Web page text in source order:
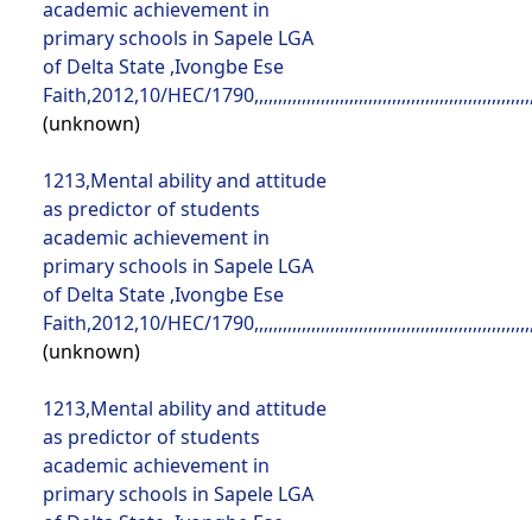
(unknown)
1213,Mental ability and attitude as predictor of students academic achievement in primary schools in Sapele LGA of Delta State ,Ivongbe Ese Faith,2012,10/HEC/1790,,,,,,,,,,,,,,,,,,,,,,,,,,,,,,,,,,,,,,,,,,,,,,,,,,,,,,,,,,,,,,,,,,,,,,,,,,,,,,,,,,,,,,,,,,,,,,,,,,,,,,,,,,,,,,,,,,,,,,,,,,,,,,,,,,,,,,,,,,,,,,,,,,,,,,,,,,,,,,,,,,,,,,,,,,,,,,,,,,,,,,,,,,,,,,,,,,,,,,,,,,,,,,,,,,,,,,,,,,,,,,,,,,,,,,,,,,,,,,,,,,,,,,,,,,,,,,,,,,,,,,,,,,,,,,,,,,,,,,,,,,,,,,,,,,,,,,,,,,,,,,,,,,,,,,,,,,,,,,,,,,,,,,,,,,,,,,,,,,,,,,,,,,,,,,,,,,,,,,,,,,,,,,,,,,,,,,,,,,,,,,,,,,,,,,,,,,,,,,,,,,,,,,,,,,,,,,,,,,,,,,,,,,,,,,,,,,,,,,,,,,,,,,,,,,,,,,,,,,,,,,,,,,,,,,,,,,,,,,,,,,,,,,,,,,,,,,,,,,,,,,,,,,,,,,,,,,,,,,,,,,,,,,,,,,,,,,,,,,,,,,,,,,,,,,,,,,,,,,,,,,,,,,,,,,,,,,,,,,,,,,,,,,,,,,,,,,,,,,,,,,,,,,,,,,,,,,,,,,,,,,,,,,,,,,,,,,,,,,,,,,,,,,,,,,,,,,,,,,,,,,,,,,,,,,,,,,,,,,,,,,,,,,,,,,,,,,,,,,,,,,,,,,,,,,,,,,,,,,,,,,,,,,,,,,,,,,,,,,,,,,,,,,,,,,,,,,,,,,,,,,,,,,,,,,,,,,,,,,,,,,,,,,,,,,,,,,,,,,,,,,,,,,,,,,,,,,,,,,,,,,,,,,,,,,,,,,,,,,,,,,,,,,,,,,,,,,,,,,,,,,,,,,,,,,,,,,,,,,,,,,,,,,,,,,,,,,,,,,,,,,,,,,,,,,,,,,,,,,,,,,,,,,,,,,,,,,,,,,,,,,,,,,,,,,,,,,,,,,,,,,,,,,,,,,,,,,,,,,,,,,,,,,,,,,,,,,,,,,,,,,,,,,,,,,,,,,,,,,,,,,,,,,,,,,,,,,,,,,,,,,,,,,,,,,,,,,,,,,,,,,,,,,,,,,,,,,,,,,,,,,,,,,,,,,,,,,,,,,,,,,,,,,,,,,,,,,,,,,,,,,,,,,,,,,,,,,,,,,,,,,,,,,,,,,,,,,,,,,,,,,,,,,,,,,,,,,,,,,,,,,,,,,,,,,,,,,,,,,,,,,,,,,,,,,,,,,,,,,,,,,,,,,,,,,,,,,,,,,,,,,,,,,,,,,,,,,,,,,,,,,,,,,,,,,,,,,,,,,,,,,,,,,,,,,,,,,,,,,,,,,,,,,,,,,,,,,,,,,,,,,,,,,,,,,,,,,,,,,,,,,,,,,,,,,,,,,,,,,,,,,,,,,,,,,,,,,,,,,,,,,,,,,,,,,,,,,,,,,,,,,,,,,,,,,,,,,,,,,,,,,,,,,,,,,,,,,,,,,,,,,,,,,,,,,,,,,,,,,,,,,,,,,,,,,,,,,,,,,,,,,,,,,,,,,,,,,,,,,,,,,,,,,,,,,,,,,,,,,,,,,,,,,,,,,,,,,,,,,,,,,,,,,,,,,,,,,,,,,,,,,,,,,,,,,,,,,,,,,,,,,,,,,,,,,,,,,,,,,,,,,,,,,,,,,,,,,,,,,,,,,,,,,,,,,,,,,,,,,,,,,,,,,,,,,,,,,,,,,,,,,,,,,,,,,,,,,,,,,,,,,,,,,,,,,,,,,,,,,,,,,,,,,,,,,,,,,,,,,,,,,,,,,,,,,,,,,,,,,,,,,,,,,,,,,,,,,,,,,,,,,,,,,,,,,,,,,,,,,,,,,,,,,,,,,,,,,,,,,,,,,,,,,,,,,,,,,,,,,,,,,,,,,,,,,,,,,,,,,,,,,,,,,,,,,,,,,,,,,,,,,,,,,,,,,,,,,,,,,,,,,,,,,,,,,,,,,,,,,,,,,,,,,,,,,,,,,,,,,,,,,,,,,,,,,,,,,,,,,,,,,,,,,,,,,,,,,,,,,,,,,,,,,,,,,,,,,,,,,,,,,,,,,,,,,,,,,,,,,,,,,,,,,,,,,,,,,,,,,,,,,,,,,,,,,,,,,,,,,,,,,,,,,,,,,,,,,,,,,,,,,,,,,,,,,,,,,,,,,,,,,,,,,,,,,,,,,,,,,,,,,,,,,,,,,,,,,,,,,,,,,,,,,,,,,,,,,,,,,,,,,,,,,,,,,,,,,,,,,,,,,,,,,,,,,,,,,,,,,,,,,,,,,,,,,,,,,,,,,,,,,,,,,,,,,,,,,,,,,,,,,,,,,,,,,,,,,,,,,,,,,,,,,,,,,,,,,,,,,,,,,,,,,,,,,,,,,,,,,,,,,,,,,,,,,,,,,,,,,,,,,,,,,,,,,,,,,,,,,,,,,,,,,,,,,,,,,,,,,,,,,,,,,,,,,,,,,,,,,,,,,,,,,,,,,,,,,,,,,,,,,,,,,,,,,,,,,,,,,,,,,,,,,,,,,,,,,,,,,,,,,,,,,,,,,,,,,,,,,,,,,,,,,,,,,,,,,,,,,,,,,,,,,,,,,,,,,,,,,,,,,,,,,,,,,,,,,,,,,,,,,,,,,,,,,,,,,,,,,,,,,,,,,,,,,,,,,,,,,,,,,,,,,,,,,,,,,,,,,,,,,,,,,,,,,,,,,,,,,,,,,,,,,,,,,,,,,,,,,,,,,,,,,,,,,,,,,,,,,,,,,,,,,,,,,,,,,,,,,,,,,,,,,,,,,,,,,,,,,,,,,,,,,,,,,,,,,,,,,,,,,,,,,,,,,,,,,,,,,,,,,,,,,,,,,,,,,,,,,,,,,,,,,,,,,,,,,,,,,,,,,,,,,,,,,,,,,,,,,,,,,,,,,,,,,,,,,,,,,,,,,,,,,,,,,,,,,,,,,,,,,,,,,,,,,,,,,,,,,,,,,,,,,,,,,,,,,,,,,,,,,,,,,,,,,,,,,,,,,,,,,,,,,,,,,,,,,,,,,,,,,,,,,,,,,,,,,,,,,,,,,,,,,,,,,,,,,,,,,,,,,,,,,,,,,,,,,,,,,,,,,,,,,,,,,,,,,,,,,,,,,,,,,,,,,,,,,,,,,,,,,,,,,,,,,,,,,,,,,,,,,,,,,,,,,,,,,,,,,,,,,,,,,,,,,,,,,,,,,,,,,,,,,,,,,,,,,,,,,,,,,,,,,,,,,,,,,,,,,,,,,,,,,,,,,,,,,,,,,,,,,,,,,,,,,,,,,,,,,,,,,,,,,,,,,,,,,,,,,,,,,,,,,,,,,,,,,,,,,,,,,,,,,,,,,,,,,,,,,,,,,,,,,,,,,,,,,,,,,,,,,,,,,,,,,,,,,,,,,,,,,,,,,,,,,,,,,,,,,,,,,,,,,,,,,,,,,,,,,,,,,,,,,,,,,,,,,,,,,,,,,,,,,,,,,,,,,,,,,,,,,,,,,,,,,,,,,,,,,,,,,,,,,,,,,,,,,,,,,,,,,,,,,,,,,,,,,,,,,,,,,,,,,,,,,,,,,,,,,,,,,,,,,,,,,,,,,,,,,,,,,,,,,,,,,,,,,,,,,,,,,,,,,,,,,,,,,,,,,,,,,,,,,,,,,,,,,,,,,,,,,,,,,,,,,,,,,,,,,,,,,,,,,,,,,,,,,,,,,,,,,,,,,,,,,,,,,,,,,,,,,,,,,,,,,,,,,,,,,,,,,,,,,,,,,,,,,,,,,,,,,,,,,,,,,,,,,,,,,,,,,,,,,,,,,,,,,,,,,,,,,,,,,,,,,,,,,,,,,,,,,,,,,,,,,,,,,,,,,,,,,,,,,,,,,,,,,,,,,,,,,,,,,,,,,,,,,,,,,,,,,,,,,,,,,,,,,,,,,,,,,,,,,,,,,,,,,,,,,,,,,,,,,,,,,,,,,,,,,,,,,,,,,,,,,,,,,,,,,,,,,,,,,,,,,,,,,,,,,,,,,,,,,,,,,,,,,,,,,,,,,,,,,,,,,,,,,,,,,,,,,,,,,,,,,,,,,,,,,,,,,,,,,,,,,,,,,,,,,,,,,,,,,,,,,,,,,,,,,,,,,,,,,,,,,,,,,,,,,,,,,,,,,,,,,,,,,,,,,,,,,,,,,,,,,,,,,,,,,,,,,,,,,,,,,,,,,,,,,,,,,,,,,,,,,,,,,,,,,,,,,,,,,,,,,,,,,,,,,,,,,,,,,,,,,,,,,,,,,,,,,,,,,,,,,,,,,,,,,,,,,,,,,,,,,,,,,,,,,,,,,,,,,,,,,,,,,,,,,,,,,,,,,,,,,,,,,,,,,,,,,,,,,,,,,,,,,,,,,,,,,,,,,,,,,,,,,,,,,,,,,,,,,,,,,,,,,,,,,,,,,,,,,,,,,,,,,,,,,,,,,,,,,,,,,,,,,,,,,,,,,,,,,,,,,,,,,,,,,,,,,,,,,,,,,,,,,,,,,,,,,,,,,,,,,,,,,,,,,,,,,,,,,,,,,,,,,,,,,,,,,,,,,,,,,,,,,,,,,,,,,,,,,,,,,,,,,,,,,,,,,,,,,,,,,,,,,,,,,,,,,,,,,,,,,,,,,,,,,,,,,,,,,,,,,,,,,,,,,,,,,,,,,,,,,,,,,,,,,,,,,,,,,,,,,,,,,,,,,,,,,,,,,,,,,,,,,,,,,,,,,,,,,,,,,,,,,,,,,,,,,,,,,,,,,,,,,,,,,,,,,,,,,,,,,,,,,,,,,,,,,,,,,,,,,,,,,,,,,,,,,,,,,,,,,,,,,,,,,,,,,,,,,,,,,,,,,,,,,,,,,,,,,,,,,,,,,,,,,,,,,,,,,,,,,,,,,,,,,,,,,,,,,,,,,,,,,,,,,,,,,,,,,,,,,,,,,,,,,,,,,,,,,,,,,,,,,,,,,,,,,,,,,,,,,,,,,,,,,,,,,,,,,,,,,,,,,,,,,,,,,,,,,,,,,,,,,,,,,,,,,,,,,,,,,,,,,,,,,,,,,,,,,,,,,,,,,,,,,,,,,,,,,,,,,,,,,,,,,,,,,,,,,,,,,,,,,,,,,,,,,,,,,,,,,,,,,,,,,,,,,,,,,,,,,,,,,,,,,,,,,,,,,,,,,,,,,,,,,,,,,,,,,,,,,,,,,,,,,,,,,,,,,,,,,,,,,,,,,,,,,,,,,,,,,,,,,,,,,,,,,,,,,,,,,,,,,,,,,,,,,,,,,,,,,,,,,,,,,,,,,,,,,,,,,,,,,,,,,,,,,,,,,,,,,,,,,,,,,,,,,,,,,,,,,,,,,,,,,,,,,,,,,,,,,,,,,,,,,,,,,,,,,,,,,,,,,,,,,,,,,,,,,,,,,,,,,,,,,,,,,,,,,,,,,,,,,,,,,,,,,,,,,,,,,,,,,,,,,,,,,,,,,,,,,,,,,,,,,,,,,,,,,,,,,,,,,,,,,,,,,,,,,,,,,,,,,,,,,,,,,,,,,,,,,,,,,,,,,,,,,,,,,,,,,,,,,,,,,,,,,,,,,,,,,,,,,,,,,,,,,,,,,,,,,,,,,,,,,,,,,,,,,,,,,,,,,,,,,,,,,,,,,,,,,,,,,,,,,,,,,,,,,,,,,,,,,,,,,,,,,,,,,,,,,,,,,,,,,,,,,,,,,,,,,,,,,,,,,,,,,,,,,,,,,,,,,,,,,,,,,,,,,,,,,,,,,,,,,,,,,,,,,,,,,,,,,,,,,,,,,,,,,,,,,,,,,,,,,,,,,,,,,,,,,,,,,,,,,,,,,,,,,,,,,,,,,,,,,,,,,,,,,,,,,,,,,,,,,,,,,,,,,,,,,,,,,,,,,,,,,,,,,,,,,,,,,,,,,,,,,,,,,,,,,,,,,,,,,,,,,,,,,,,,,,,,,,,,,,,,,,,,,,,,,,,,,,,,,,,,,,,,,,,,,,,,,,,,,,,,,,,,,,,,,,,,,,,,,,,,,,,,,,,,,,,,,,,,,,,,,,,,,,,,,,,,,,,,,,,,,,,,,,,,,,,,,,,,,,,,,,,,,,,,,,,,,,,,,,,,,,,,,,,,,,,,,,,,,,,,,,,,,,,,,,,,,,,,,,,,,,,,,,,,,,,,,,,,,,,,,,,,,,,,,,,,,,,,,,,,,,,,,,,,,,,,,,,,,,,,,,,,,,,,,,,,,,,,,,,,,,,,,,,,,,,,,,,,,,,,,,,,,,,,,,,,,,,,,,,,,,,,,,,,,,,,,,,,,,,,,,,,,,,,,,,,,,,,,,,,,,,,,,,,,,,,,,,,,,,,,,,,,,,,,,,,,,,,,,,,,,,,,,,,,,,,,,,,,,,,,,,,,,,,,,,,,,,,,,,,,,,,,,,,,,,,,,,,,,,,,,,,,,,,,,,,,,,,,,,,,,,,,,,,,,,,,,,,,,,,,,,,,,,,,,,,,,,,,,,,,,,,,,,,,,,,,,,,,,,,,,,,,,,,,,,,,,,,,,,,,,,,,,,,,,,,,,,,,,,,,,,,,,,,,,,,,,,,,,,,,,,,,,,,,,,,,,,,,,,,,,,,,,,,,,,,,,,,,,,,,,,,,,,,,,,,,,,,,,,,,,,,,,,,,,,,,,,,,,,,,,,,,,,,,,,,,,,,,,,,,,,,,,,,,,,,,,,,,,,,,,,,,,,,,,,,,,,,,,,,,,,,,,,,,,,,,,,,,,,,,,,,,,,,,,,,,,,,,,,,,,,,,,,,,,,,,,,,,,,,,,,,,,,,,,,,,,,,,,,,,,,,,,,,,,,,,,,,,,,,,,,,,,,,,,,,,,,,,,,,,,,,,,,,,,,,,,,,,,,,,,,,,,,,,,,,,,,,,,,,,,,,,,,,,,,,,,,,,,,,,,,,,,,,,,,,,,,,,,,,,,,,,,,,,,,,,,,,,,,,,,,,,,,,,,,,,,,,,,,,,,,,,,,,,,,,,,,,,,,,,,,,,,,,,,,,,,,,,,,,,,,,,,,,,,,,,,,,,,,,,,,,,,,,,,,,,,,,,,,,,,,,,,,,,,,,,,,,,,,,,,,,,,,,,,,,,,,,,,,,,,,,,,,,,,,,,,,,,,,,,,,,,,,,,,,,,,,,,,,,,,,,,,,,,,,,,,,,,,,,,,,,,,,,,,,,,,,,,,,,,,,,,,,,,,,,,,,,,,,,,,,,,,,,,,,,,,,,,,,,,,,,,,,,,,,,,,,,,,,,,,,,,,,,,,,,,,,,,,,,,,,,,,,,,,,,,,,,,,,,,,,,,,,,,,,,,,,,,,,,,,,,,,,,,,,,,,,,,,,,,,,,,,,,,,,,,,,,,,,,,,,,,,,,,,,,,,,,,,,,,,,,,,,,,,,,,,,,,,,,,,,,,,,,,,,,,,,,,,,,,,,,,,,,,,,,,,,,,,,,,,,,,,,,,,,,,,,,,,,,,,,,,,,,,,,,,,,,,,,,,,,,,,,,,,,,,,,,,,,,,,,,,,,,,,,,,,,,,,,,,,,,,,,,,,,,,,,,,,,,,,,,,,,,,,,,,,,,,,,,,,,,,,,,,,,,,,,,,,,,,,,,,,,,,,,,,,,,,,,,,,,,,,,,,,,,,,,,,,,,,,,,,,,,,,,,,,,,,,,,,,,,,,,,,,,,,,,,,,,,,,,,,,,,,,,,,,,,,,,,,,,,,,,,,,,,,,,,,,,,,,,,,,,,,,,,,,,,,,,,,,,,,,,,,,,,,,,,,,,,,,,,,,,,,,,,,,,,,,,,,,,,,,,,,,,,,,,,,,,,,,,,,,,,,,,,,,,,,,,,,,,,,,,,,,,,,,,,,,,,,,,,,,,,,,,,,,,,,,,,,,,,,,,,,,,,,,,,,,,,,,,,,,,,,,,,,,,,,,,,,,,,,,,,,,,,,,,,,,,,,,,,,,,,,,,,,,,,,,,,,,,,,,,,,,,,,,,,,,,,,,,,,,,,,,,,,,,,,,,,,,,,,,,,,,,,,,,,,,,,,,,,,,,,,,,,,,,,,,,,,,,,,,,,,,,,,,,,,,,,,,,,,,,,,,,,,,,,,,,,,,,,,,,,,,,,,,,,,,,,,,,,,,,,,,,,,,,,,,,,,,,,,,,,,,,,,,,,,,,,,,,,,,,,,,,,,,,,,,,,,,,,,,,,,,,,,,,,,,,,,,,,,,,,,,,,,,,,,,,,,,,,,,,,,,,,,,,,,,,,,,,,,,,,,,,,,,,,,,,,,,,,,,,,,,,,,,,,,,,,,,,,,,,,,,,,,,,,,,,,,,,,,,,,,,,,,,,,,,,,,,,,,,,,,,,,,,,,,,,,,,,,,,,,,,,,,,,,,,,,,,,,,,,,,,,,,,,,,,,,,,,,,,,,,,,,,,,,,,,,,,,,,,,,,,,,,,,,,,,,,,,,,,,,,,,,,,,,,,,,,,,,,,,,,,,,,,,,,,,,,,,,,,,,,,,,,,,,,,,,,,,,,,,,,,,,,,,,,,,,,,,,,,,,,,,,,,,,,,,,,,,,,,,,,,,,,,,,,,,,,,,,,,,,,,,,,,,,,,,,,,,,,,,,,,,,,,,,,,,,,,,,,,,,,,,,,,,,,,,,,,,,,,,,,,,,,,,,,,,,,,,,,,,,,,,,,,,,,,,,,,,,,,,,,,,,,,,,,,,,,,,,,,,,,,,,,,,,,,,,,,,,,,,,,,,,,,,,,,,,,,,,,,,,,,,,,,,,,,,,,,,,,,,,,,,,,,,,,,,,,,,,,,,,,,,,,,,,,,,,,,,,,,,,,,,,,,,,,,,,,,,,,,,,,,,,,,,,,,,,,,,,,,,,,,,,,,,,,,,,,,,,,,,,,,,,,,,,,,,,,,,,,,,,,,,,,,,,,,,,,,,,,,,,,,,,,,,,,,,,,,,,,,,,,,,,,,,,,,,,,,,,,,,,,,,,,,,,,,,,,,,,,,,,,,,,,,,,,,,,,,,,,,,,,,,,,,,,,,,,,,,,,,,,,,,,,,,,,,,,,,,,,,,,,,,,,,,,,,,,,,,,,,,,,,,,,,,,,,,,,,,,,,,,,,,,,,,,,,,,,,,,,,,,,,,,,,,,,,,,,,,,,,,,,,,,,,,,,,,,,,,,,,,,,,,,,,,,,,,,,,,,,,,,,,,,,,,,,,,,,,,,,,,,,,,,,,,,,,,,,,,,,,,,,,,,,,,,,,,,,,,,,,,,,,,,,,,,,,,,,,,,,,,,,,,,,,,,,,,,,,,,,,,,,,,,,,,,,,,,,,,,,,,,,,,,,,,,,,,,,,,,,,,,,,,,,,,,,,,,,,,,,,,,,,,,,,,,,,,,,,,,,,,,,,,,,,,,,,,,,,,,,,,,,,,,,,,,,,,,,,,,,,,,,,,,,,,,,,,,,,,,,,,,,,,,,,,,,,,,,,,,,,,,,,,,,,,,,,,,,,,,,,,,,,,,,,,,,,,,,,,,,,,,,,,,,,,,,,,,,,,,,,,,,,,,,,,,,,,,,,,,,,,,,,,,,,,,,,,,,,,,,,,,,,,,,,,,,,,,,,,,,,,,,,,,,,,,,,,,,,,,,,,,,,,,,,,,,,,,,,,,,,,,,,,,,,,,,,,,,,,,,,,,,,,,,,,,,,,,,,,,,,,,,,,,,,,,,,,,,,,,,,,,,,,,,,,,,,,,,,,,,,,,,,,,,,,,,,,,,,,,,,,,,,,,,,,,,,,,,,,,,,,,,,,,,,,,,,,,,,,,,,,,,,,,,,,,,,,,,,,,,,,,,,,,,,,,,,,,,,,,,,,,,,,,,,,,,,,,,,,,,,,,,,,,,,,,,,,,,,,,,,,,,,,,,,,,,,,,,,,,,,,,,,,,,,,,,,,,,,,,,,,,,,,,,,,,,,,,,,,,,,,,,,,,,,,,,,,,,,,,,,,,,,,,,,,,,,,,,,,,,,,,,,,,,,,,,,,,,,,,,,,,,,,,,,,,,,,,,,,,,,,,,,,,,,,,,,,,,,,,,,,,,,,,,,,,,,,,,,,,,,,,,,,,,,,,,,,,,,,,,,,,,,,,,,,,,,,,,,,,,,,,,,,,,,,,,,,,,,,,,,,,,,,,,,,,,,,,,,,,,,,,,,,,,,,,,,,,,,,,,,,,,,,,,,,,,,,,,,,,,,,,,,,,,,,,,,,,,,,,,,,,,,,,,,,,,,,,,,,,,,,,,,,,,,,,,,,,,,,,,,,,,,,,,,,,,,,,,,,,,,,,,,,,,,,,,,,,,,,,,,,,,,,,,,,,,,,,,,,,,,,,,,,,,,,,,,,,,,,,,,,,,,,,,,,,,,,,,,,,,,,,,,,,,,,,,,,,,,,,,,,,,,,,,,,,,,,,,,,,,,,,,,,,,,,,,,,,,,,,,,,,,,,,,,,,,,,,,,,,,,,,,,,,,,,,,,,,,,,,,,,,,,,,,,,,,,,,,,,,,,,,,,,,,,,,,,,,,,,,,,,,,,,,,,,,,
(unknown)
1213,Mental ability and attitude as predictor of students academic achievement in primary schools in Sapele LGA of Delta State ,Ivongbe Ese Faith,2012,10/HEC/1790,,,,,,,,,,,,,,,,,,,,,,,,,,,,,,,,,,,,,,,,,,,,,,,,,,,,,,,,,,,,,,,,,,,,,,,,,,,,,,,,,,,,,,,,,,,,,,,,,,,,,,,,,,,,,,,,,,,,,,,,,,,,,,,,,,,,,,,,,,,,,,,,,,,,,,,,,,,,,,,,,,,,,,,,,,,,,,,,,,,,,,,,,,,,,,,,,,,,,,,,,,,,,,,,,,,,,,,,,,,,,,,,,,,,,,,,,,,,,,,,,,,,,,,,,,,,,,,,,,,,,,,,,,,,,,,,,,,,,,,,,,,,,,,,,,,,,,,,,,,,,,,,,,,,,,,,,,,,,,,,,,,,,,,,,,,,,,,,,,,,,,,,,,,,,,,,,,,,,,,,,,,,,,,,,,,,,,,,,,,,,,,,,,,,,,,,,,,,,,,,,,,,,,,,,,,,,,,,,,,,,,,,,,,,,,,,,,,,,,,,,,,,,,,,,,,,,,,,,,,,,,,,,,,,,,,,,,,,,,,,,,,,,,,,,,,,,,,,,,,,,,,,,,,,,,,,,,,,,,,,,,,,,,,,,,,,,,,,,,,,,,,,,,,,,,,,,,,,,,,,,,,,,,,,,,,,,,,,,,,,,,,,,,,,,,,,,,,,,,,,,,,,,,,,,,,,,,,,,,,,,,,,,,,,,,,,,,,,,,,,,,,,,,,,,,,,,,,,,,,,,,,,,,,,,,,,,,,,,,,,,,,,,,,,,,,,,,,,,,,,,,,,,,,,,,,,,,,,,,,,,,,,,,,,,,,,,,,,,,,,,,,,,,,,,,,,,,,,,,,,,,,,,,,,,,,,,,,,,,,,,,,,,,,,,,,,,,,,,,,,,,,,,,,,,,,,,,,,,,,,,,,,,,,,,,,,,,,,,,,,,,,,,,,,,,,,,,,,,,,,,,,,,,,,,,,,,,,,,,,,,,,,,,,,,,,,,,,,,,,,,,,,,,,,,,,,,,,,,,,,,,,,,,,,,,,,,,,,,,,,,,,,,,,,,,,,,,,,,,,,,,,,,,,,,,,,,,,,,,,,,,,,,,,,,,,,,,,,,,,,,,,,,,,,,,,,,,,,,,,,,,,,,,,,,,,,,,,,,,,,,,,,,,,,,,,,,,,,,,,,,,,,,,,,,,,,,,,,,,,,,,,,,,,,,,,,,,,,,,,,,,,,,,,,,,,,,,,,,,,,,,,,,,,,,,,,,,,,,,,,,,,,,,,,,,,,,,,,,,,,,,,,,,,,,,,,,,,,,,,,,,,,,,,,,,,,,,,,,,,,,,,,,,,,,,,,,,,,,,,,,,,,,,,,,,,,,,,,,,,,,,,,,,,,,,,,,,,,,,,,,,,,,,,,,,,,,,,,,,,,,,,,,,,,,,,,,,,,,,,,,,,,,,,,,,,,,,,,,,,,,,,,,,,,,,,,,,,,,,,,,,,,,,,,,,,,,,,,,,,,,,,,,,,,,,,,,,,,,,,,,,,,,,,,,,,,,,,,,,,,,,,,,,,,,,,,,,,,,,,,,,,,,,,,,,,,,,,,,,,,,,,,,,,,,,,,,,,,,,,,,,,,,,,,,,,,,,,,,,,,,,,,,,,,,,,,,,,,,,,,,,,,,,,,,,,,,,,,,,,,,,,,,,,,,,,,,,,,,,,,,,,,,,,,,,,,,,,,,,,,,,,,,,,,,,,,,,,,,,,,,,,,,,,,,,,,,,,,,,,,,,,,,,,,,,,,,,,,,,,,,,,,,,,,,,,,,,,,,,,,,,,,,,,,,,,,,,,,,,,,,,,,,,,,,,,,,,,,,,,,,,,,,,,,,,,,,,,,,,,,,,,,,,,,,,,,,,,,,,,,,,,,,,,,,,,,,,,,,,,,,,,,,,,,,,,,,,,,,,,,,,,,,,,,,,,,,,,,,,,,,,,,,,,,,,,,,,,,,,,,,,,,,,,,,,,,,,,,,,,,,,,,,,,,,,,,,,,,,,,,,,,,,,,,,,,,,,,,,,,,,,,,,,,,,,,,,,,,,,,,,,,,,,,,,,,,,,,,,,,,,,,,,,,,,,,,,,,,,,,,,,,,,,,,,,,,,,,,,,,,,,,,,,,,,,,,,,,,,,,,,,,,,,,,,,,,,,,,,,,,,,,,,,,,,,,,,,,,,,,,,,,,,,,,,,,,,,,,,,,,,,,,,,,,,,,,,,,,,,,,,,,,,,,,,,,,,,,,,,,,,,,,,,,,,,,,,,,,,,,,,,,,,,,,,,,,,,,,,,,,,,,,,,,,,,,,,,,,,,,,,,,,,,,,,,,,,,,,,,,,,,,,,,,,,,,,,,,,,,,,,,,,,,,,,,,,,,,,,,,,,,,,,,,,,,,,,,,,,,,,,,,,,,,,,,,,,,,,,,,,,,,,,,,,,,,,,,,,,,,,,,,,,,,,,,,,,,,,,,,,,,,,,,,,,,,,,,,,,,,,,,,,,,,,,,,,,,,,,,,,,,,,,,,,,,,,,,,,,,,,,,,,,,,,,,,,,,,,,,,,,,,,,,,,,,,,,,,,,,,,,,,,,,,,,,,,,,,,,,,,,,,,,,,,,,,,,,,,,,,,,,,,,,,,,,,,,,,,,,,,,,,,,,,,,,,,,,,,,,,,,,,,,,,,,,,,,,,,,,,,,,,,,,,,,,,,,,,,,,,,,,,,,,,,,,,,,,,,,,,,,,,,,,,,,,,,,,,,,,,,,,,,,,,,,,,,,,,,,,,,,,,,,,,,,,,,,,,,,,,,,,,,,,,,,,,,,,,,,,,,,,,,,,,,,,,,,,,,,,,,,,,,,,,,,,,,,,,,,,,,,,,,,,,,,,,,,,,,,,,,,,,,,,,,,,,,,,,,,,,,,,,,,,,,,,,,,,,,,,,,,,,,,,,,,,,,,,,,,,,,,,,,,,,,,,,,,,,,,,,,,,,,,,,,,,,,,,,,,,,,,,,,,,,,,,,,,,,,,,,,,,,,,,,,,,,,,,,,,,,,,,,,,,,,,,,,,,,,,,,,,,,,,,,,,,,,,,,,,,,,,,,,,,,,,,,,,,,,,,,,,,,,,,,,,,,,,,,,,,,,,,,,,,,,,,,,,,,,,,,,,,,,,,,,,,,,,,,,,,,,,,,,,,,,,,,,,,,,,,,,,,,,,,,,,,,,,,,,,,,,,,,,,,,,,,,,,,,,,,,,,,,,,,,,,,,,,,,,,,,,,,,,,,,,,,,,,,,,,,,,,,,,,,,,,,,,,,,,,,,,,,,,,,,,,,,,,,,,,,,,,,,,,,,,,,,,,,,,,,,,,,,,,,,,,,,,,,,,,,,,,,,,,,,,,,,,,,,,,,,,,,,,,,,,,,,,,,,,,,,,,,,,,,,,,,,,,,,,,,,,,,,,,,,,,,,,,,,,,,,,,,,,,,,,,,,,,,,,,,,,,,,,,,,,,,,,,,,,,,,,,,,,,,,,,,,,,,,,,,,,,,,,,,,,,,,,,,,,,,,,,,,,,,,,,,,,,,,,,,,,,,,,,,,,,,,,,,,,,,,,,,,,,,,,,,,,,,,,,,,,,,,,,,,,,,,,,,,,,,,,,,,,,,,,,,,,,,,,,,,,,,,,,,,,,,,,,,,,,,,,,,,,,,,,,,,,,,,,,,,,,,,,,,,,,,,,,,,,,,,,,,,,,,,,,,,,,,,,,,,,,,,,,,,,,,,,,,,,,,,,,,,,,,,,,,,,,,,,,,,,,,,,,,,,,,,,,,,,,,,,,,,,,,,,,,,,,,,,,,,,,,,,,,,,,,,,,,,,,,,,,,,,,,,,,,,,,,,,,,,,,,,,,,,,,,,,,,,,,,,,,,,,,,,,,,,,,,,,,,,,,,,,,,,,,,,,,,,,,,,,,,,,,,,,,,,,,,,,,,,,,,,,,,,,,,,,,,,,,,,,,,,,,,,,,,,,,,,,,,,,,,,,,,,,,,,,,,,,,,,,,,,,,,,,,,,,,,,,,,,,,,,,,,,,,,,,,,,,,,,,,,,,,,,,,,,,,,,,,,,,,,,,,,,,,,,,,,,,,,,,,,,,,,,,,,,,,,,,,,,,,,,,,,,,,,,,,,,,,,,,,,,,,,,,,,,,,,,,,,,,,,,,,,,,,,,,,,,,,,,,,,,,,,,,,,,,,,,,,,,,,,,,,,,,,,,,,,,,,,,,,,,,,,,,,,,,,,,,,,,,,,,,,,,,,,,,,,,,,,,,,,,,,,,,,,,,,,,,,,,,,,,,,,,,,,,,,,,,,,,,,,,,,,,,,,,,,,,,,,,,,,,,,,,,,,,,,,,,,,,,,,,,,,,,,,,,,,,,,,,,,,,,,,,,,,,,,,,,,,,,,,,,,,,,,,,,,,,,,,,,,,,,,,,,,,,,,,,,,,,,,,,,,,,,,,,,,,,,,,,,,,,,,,,,,,,,,,,,,,,,,,,,,,,,,,,,,,,,,,,,,,,,,,,,,,,,,,,,,,,,,,,,,,,,,,,,,,,,,,,,,,,,,,,,,,,,,,,,,,,,,,,,,,,,,,,,,,,,,,,,,,,,,,,,,,,,,,,,,,,,,,,,,,,,,,,,,,,,,,,,,,,,,,,,,,,,,,,,,,,,,,,,,,,,,,,,,,,,,,,,,,,,,,,,,,,,,,,,,,,,,,,,,,,,,,,,,,,,,,,,,,,,,,,,,,,,,,,,,,,,,,,,,,,,,,,,,,,,,,,,,,,,,,,,,,,,,,,,,,,,,,,,,,,,,,,,,,,,,,,,,,,,,,,,,,,,,,,,,,,,,,,,,,,,,,,,,,,,,,,,,,,,,,,,,,,,,,,,,,,,,,,,,,,,,,,,,,,,,,,,,,,,,,,,,,,,,,,,,,,,,,,,,,,,,,,,,,,,,,,,,,,,,,,,,,,,,,,,,,,,,,,,,,,,,,,,,,,,,,,,,,,,,,,,,,,,,,,,,,,,,,,,,,,,,,,,,,,,,,,,,,,,,,,,,,,,,,,,,,,,,,,,,,,,,,,,,,,,,,,,,,,,,,,,,,,,,,,,,,,,,,,,,,,,,,,,,,,,,,,,,,,,,,,,,,,,,,,,,,,,,,,,,,,,,,,,,,,,,,,,,,,,,,,,,,,,,,,,,,,,,,,,,,,,,,,,,,,,,,,,,,,,,,,,,,,,,,,,,,,,,,,,,,,,,,,,,,,,,,,,,,,,,,,,,,,,,,,,,,,,,,,,,,,,,,,,,,,,,,,,,,,,,,,,,,,,,,,,,,,,,,,,,,,,,,,,,,,,,,,,,,,,,,,,,,,,,,,,,,,,,,,,,,,,,,,,,,,,,,,,,,,,,,,,,,,,,,,,,,,,,,,,,,,,,,,,,,,,,,,,,,,,,,,,,,,,,,,,,,,,,,,,,,,,,,,,,,,,,,,,,,,,,,,,,,,,,,,,,,,,,,,,,,,,,,,,,,,,,,,,,,,,,,,,,,,,,,,,,,,,,,,,,,,,,,,,,,,,,,,,,,,,,,,,,,,,,,,,,,,,,,,,,,,,,,,,,,,,,,,,,,,,,,,,,,,,,,,,,,,,,,,,,,,,,,,,,,,,,,,,,,,,,,,,,,,,,,,,,,,,,,,,,,,,,,,,,,,,,,,,,,,,,,,,,,,,,,,,,,,,,,,,,,,,,,,,,,,,,,,,,,,,,,,,,,,,,,,,,,,,,,,,,,,,,,,,,,,,,,,,,,,,,,,,,,,,,,,,,,,,,,,,,,,,,,,,,,,,,,,,,,,,,,,,,,,,,,,,,,,,,,,,,,,,,,,,,,,,,,,,,,,,,,,,,,,,,,,,,,,,,,,,,,,,,,,,,,,,,,,,,,,,,,,,,,,,,,,,,,,,,,,,,,,,,,,,,,,,,,,,,,,,,,,,,,,,,,,,,,,,,,,,,,,,,,,,,,,,,,,,,,,,,,,,,,,,,,,,,,,,,,,,,,,,,,,,,,,,,,,,,,,,,,,,,,,,,,,,,,,,,,,,,,,,,,,,,,,,,,,,,,,,,,,,,,,,,,,,,,,,,,,,,,,,,,,,,,,,,,,,,,,,,,,,,,,,,,,,,,,,,,,,,,,,,,,,,,,,,,,,,,,,,,,,,,,,,,,,,,,,,,,,,,,,,,,,,,,,,,,,,,,,,,,,,,,,,,,,,,,,,,,,,,,,,,,,,,,,,,,,,,,,,,,,,,,,,,,,,,,,,,,,,,,,,,,,,,,,,,,,,,,,,,,,,,,,,,,,,,,,,,,,,,,,,,,,,,,,,,,,,,,,,,,,,,,,,,,,,,,,,,,,,,,,,,,,,,,,,,,,,,,,,,,,,,,,,,,,,,,,,,,,,,,,,,,,,,,,,,,,,,,,,,,,,,,,,,,,,,,,,,,,,,,,,,,,,,,,,,,,,,,,,,,,,,,,,,,,,,,,,,,,,,,,,,,,,,,,,,,,,,,,,,,,,,,,,,,,,,,,,,,,,,,,,,,,,,,,,,,,,,,,,,,,,,,,,,,,,,,,,,,,,,,,,,,,,,,,,,,,,,,,,,,,,,,,,,,,,,,,,,,,,,,,,,,,,,,,,,,,,,,,,,,,,,,,,,,,,,,,,,,,,,,,,,,,,,,,,,,,,,,,,,,,,,,,,,,,,,,,,,,,,,,,,,,,,,,,,,,,,,,,,,,,,,,,,,,,,,,,,,,,,,,,,,,,,,,,,,,,,,,,,,,,,,,,,,,,,,,,,,,,,,,,,,,,,,,,,,,,,,,,,,,,,,,,,,,,,,,,,,,,,,,,,,,,,,,,,,,,,,,,,,,,,,,,,,,,,,,,,,,,,,,,,,,,,,,,,,,,,,,,,,,,,,,,,,,,,,,,,,,,,,,,,,,,,,,,,,,,,,,,,,,,,,,,,,,,,,,,,,,,,,,,,,,,,,,,,,,,,,,,,,,,,,,,,,,,,,,,,,,,,,,,,,,,,,,,,,,,,,,,,,,,,,,,,,,,,,,,,,,,,,,,,,,,,,,,,,,,,,,,,,,,,,,,,,,,,,,,,,,,,,,,,,,,,,,,,,,,,,,,,,,,,,,,,,,,,,,,,,,,,,,,,,,,,,,,,,,,,,,,,,,,,,,,,,,,,,,,,,,,,,,,,,,,,,,,,,,,,,,,,,,,,,,,,,,,,,,,,,,,,,,,,,,,,,,,,,,,,,,,,,,,,,,,,,,,,,,,,,,,,,,,,,,,,,,,,,,,,,,,,,,,,,,,,,,,,,,,,,,,,,,,,,,,,,,,,,,,,,,,,,,,,,,,,,,,,,,,,,,,,,,,,,,,,,,,,,,,,,,,,,,,,,,,,,,,,,,,,,,,,,,,,,,,,,,,,,,,,,,,,,,,,,,,,,,,,,,,,,,,,,,,,,,,,,,,,,,,,,,,,,,,,,,,,,,,,,,,,,,,,,,,,,,,,,,,,,,,,,,,,,,,,,,,,,,,,,,,,,,,,,,,,,,,,,,,,,,,,,,,,,,,,,,,,,,,,,,,,,,,,,,,,,,,,,,,,,,,,,,,,,,,,,,,,,,,,,,,,,,,,,,,,,,,,,,,,,,,,,,,,,,,,,,,,,,,,,,,,,,,,,,,,,,,,,,,,,,,,,,,,,,,,,,,,,,,,,,,,,,,,,,,,,,,,,,,,,,,,,,,,,,,,,,,,,,,,,,,,,,,,,,,,,,,,,,,,,,,,,,,,,,,,,,,,,,,,,,,,,,,,,,,,,,,,,,,,,,,,,,,,,,,,,,,,,,,,,,,,,,,,,,,,,,,,,,,,,,,,,,,,,,,,,,,,,,,,,,,,,,,,,,,,,,,,,,,,,,,,,,,,,,,,,,,,,,,,,,,,,,,,,,,,,,,,,,,,,,,,,,,,,,,,,,,,,,,,,,,,,,,,,,,,,,,,,,,,,,,,,,,,,,,,,,,,,,,,,,,,,,,,,,,,,,,,,,,,,,,,,,,,,,,,,,,,,,,,,,,,,,,,,,,,,,,,,,,,,,,,,,,,,,,,,,,,,,,,,,,,,,,,,,,,,,,,,,,,,,,,,,,,,,,,,,,,,,,,,,,,,,,,,,,,,,,,,,,,,,,,,,,,,,,,,,,,,,,,,,,,,,,,,,,,,,,,,,,,,,,,,,,,,,,,,,,,,,,,,,,,,,,,,,,,,,,,,,,,,,,,,,,,,,,,,,,,,,,,,,,,,,,,,,,,,,,,,,,,,,,,,,,,,,,,,,,,,,,,,,,,,,,,,,,,,,,,,,,,,,,,,,,,,,,,,,,,,,,,,,,,,,,,,,,,,,,,,,,,,,,,,,,,,,,,,,,,,,,,,,,,,,,,,,,,,,,,,,,,,,,,,,,,,,,,,,,,,,,,,,,,,,,,,,,,,,,,,,,,,,,,,,,,,,,,,,,,,,,,,,,,,,,,,,,,,,,,,,,,,,,,,,,,,,,,,,,,,,,,,,,,,,,,,,,,,,,,,,,,,,,,,,,,,,,,,,,,,,,,,,,,,,,,,,,,,,,,,,,,,,,,,,,,,,,,,,,,,,,,,,,,,,,,,,,,,,,,,,,,,,,,,,,,,,,,,,,,,,,,,,,,,,,,,,,,,,,,,,,,,,,,,,,,,,,,,,,,,,,,,,,,,,,,,,,,,,,,,,,,,,,,,,,,,,,,,,,,,,,,,,,,,,,,,,,,,,,,,,,,,,,,,,,,,,,,,,,,,,,,,,,,,,,,,,,,,,,,,,,,,,,,,,,,,,,,,,,,,,,,,,,,,,,,,,,,,,,,,,,,,,,,,,,,,,,,,,,,,,,,,,,,,,,,,,,,,,,,,,,,,,,,,,,,,,,,,,,,,,,,,,,,,,,,,,,,,,,,,,,,,,,,,,,,,,,,,,,,,,,,,,,,,,,,,,,,,,,,,,,,,,,,,,,,,,,,,,,,,,,,,,,,,,,,,,,,,,,,,,,,,,,,,,,,,,,,,,,,,,,,,,,,,,,,,,,,,,,,,,,,,,,,,,,,,,,,,,,,,,,,,,,,,,,,,,,,,,,,,,,,,,,,,,,,,,,,,,,,,,,,,,,,,,,,,,,,,,,,,,,,,,,,,,,,,,,,,,,,,,,,,,,,,,,,,,,,,,,,,,,,,,,,,,,,,,,,,,,,,,,,,,,,,,,,,,,,,,,,,,,,,,,,,,,,,,,,,,,,,,,,,,,,,,,,,,,,,,,,,,,,,,,,,,,,,,,,,,,,,,,,,,,,,,,,,,,,,,,,,,,,,,,,,,,,,,,,,,,,,,,,,,,,,,,,,,,,,,,,,,,,,,,,,,,,,,,,,,,,,,,,,,,,,,,,,,,,,,,,,,,,,,,,,,,,,,,,,,,,,,,,,,,,,,,,,,,,,,,,,,,,,,,,,,,,,,,,,,,,,,,,,,,,,,,,,,,,,,,,,,,,,,,,,,,,,,,,,,,,,,,,,,,,,,,,,,,,,,,,,,,,,,,,,,,,,,,,,,,,,,,,,,,,,,,,,,,,,,,,,,,,,,,,,,,,,,,,,,,,,,,,,,,,,,,,,,,,,,,,,,,,,,,,,,,,,,,,,,,,,,,,,,,,,,,,,,,,,,,,,,,,,,,,,,,,,,,,,,,,,,,,,,,,,,,,,,,,,,,,,,,,,,,,,,,,,,,,,,,,,,,,,,,,,,,,,,,,,,,,,,,,,,,,,,,,,,,,,,,,,,,,,,,,,,,,,,,,,,,,,,,,,,,,,,,,,,,,,,,,,,,,,,,,,,,,,,,,,,,,,,,,,,,,,,,,,,,,,,,,,,,,,,,,,,,,,,,,,,,,,,,,,,,,,,,,,,,,,,,,,,,,,,,,,,,,,,,,,,,,,,,,,,,,,,,,,,,,,,,,,,,,,,,,,,,,,,,,,,,,,,,,,,,,,,,,,,,,,,,,,,,,,,,,,,,,,,,,,,,,,,,,,,,,,,,,,,,,,,,,,,,,,,,,,,,,,,,,,,,,,,,,,,,,,,,,,,,,,,,,,,,,,,,,,,,,,,,,,,,,,,,,,,,,,,,,,,,,,,,,,,,,,,,,,,,,,,,,,,,,,,,,,,,,,,,,,,,,,,,,,,,,,,,,,,,,,,,,,,,,,,,,,,,,,,,,,,,,,,,,,,,,,,,,,,,,,,,,,,,,,,,,,,,,,,,,,,,,,,,,,,,,,,,,,,,,,,,,,,,,,,,,,,,,,,,,,,,,,,,,,,,,,,,,,,,,,,,,,,,,,,,,,,,,,,,,,,,,,,,,,,,,,,,,,,,,,,,,,,,,,,,,,,,,,,,,,,,,,,,,,,,,,,,,,,,,,,,,,,,,,,,,,,,,,,,,,,,,,,,,,,,,,,,,,,,,,,,,,,,,,,,,,,,,,,,,,,,,,,,,,,,,,,,,,,,,,,,,,,,,,,,,,,,,,,,,,,,,,,,,,,,,,,,,,,,,,,,,,,,,,,,,,,,,,,,,,,,,,,,,,,,,,,,,,,,,,,,,,,,,,,,,,,,,,,,,,,,,,,,,,,,,,,,,,,,,,,,,,,,,,,,,,,,,,,,,,,,,,,,,,,,,,,,,,,,,,,,,,,,,,,,,,,,,,,,,,,,,,,,,,,,,,